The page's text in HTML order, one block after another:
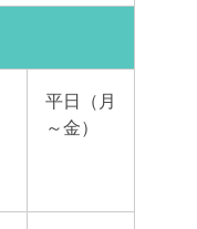
平日（月
～金）